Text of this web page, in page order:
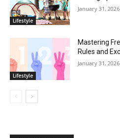
Lifestyle
January 31, 2026
Lifestyle
Mastering
Rules and
January 31, 2026